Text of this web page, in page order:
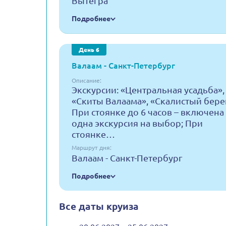
Подробнее
День 6
Валаам - Санкт-Петербург
Описание:
Экскурсии: «Центральная усадьба»,
«Скиты Валаама», «Скалистый
При стоянке до 6 часов – включена
одна экскурсия на выбор; При
стоянке…
Маршрут дня:
Валаам - Санкт-Петербург
Подробнее
Все даты круиза